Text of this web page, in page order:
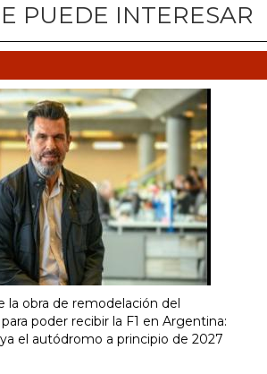
PUEDE INTERESAR
la obra de remodelación del
poder recibir la F1 en Argentina:
el autódromo a principio de 2027